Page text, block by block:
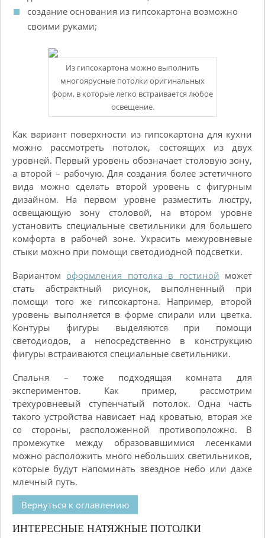
создание основания из гипсокартона возможно
своими руками;
Из гипсокартона можно выполнить
многоярусные потолки оригинальных
форм, в которые легко встраивается любое
освещение.
Как вариант поверхности из гипсокартона для кухни
можно рассмотреть потолок, состоящих из двух
уровней. Первый уровень обозначает столовую зону,
а второй – рабочую. Для создания более эстетичного
вида можно сделать второй уровень с фигурным
дизайном. На первом уровне разместить люстру,
освещающую зону столовой, на втором уровне
установить специальные светильники для большего
комфорта в рабочей зоне. Украсить межуровневые
стыки можно при помощи светодиодной подсветки.
Вариантом оформления потолка в гостиной может
стать абстрактный рисунок, выполненный при
помощи того же гипсокартона. Например, второй
уровень выполняется в форме спирали или цветка.
Контуры фигуры выделяются при помощи
светодиодов, а непосредственно в конструкцию
фигуры встраиваются специальные светильники.
Спальня – тоже подходящая комната для
экспериментов. Как пример, рассмотрим
трехуровневый ступенчатый потолок. Одна часть
такого устройства нависает над кроватью, вторая же
со стороны, расположенной противоположно. В
промежутке между образовавшимися лесенками
можно расположить много небольших светильников,
которые будут напоминать звездное небо или даже
млечный путь.
Вернуться к оглавлению
ИНТЕРЕСНЫЕ НАТЯЖНЫЕ ПОТОЛКИ